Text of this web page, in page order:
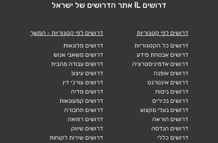
דרושים IL אתר הדרושים של ישראל
דרושים לפי קטגוריות
דרושים כל הקטגוריות
דרושים אבטחת מידע
דרושים אדמיניסטרציה
דרושים אופנה
דרושים אינטרנט
דרושים ביטוח
דרושים בכירים
דרושים בעלי מקצוע
דרושים הוראה
דרושים הנדסה
דרושים כללי
דרושים לפי קטגוריות - המשך
דרושים מלונאות
דרושים משאבי אנוש
דרושים עבודה מהבית
דרושים עיצוב
דרושים עורכי דין
דרושים מדיה
דרושים קמעונאות
דרושים תחבורה
דרושים רפואה
דרושים שיווק
דרושים שירות לקוחות